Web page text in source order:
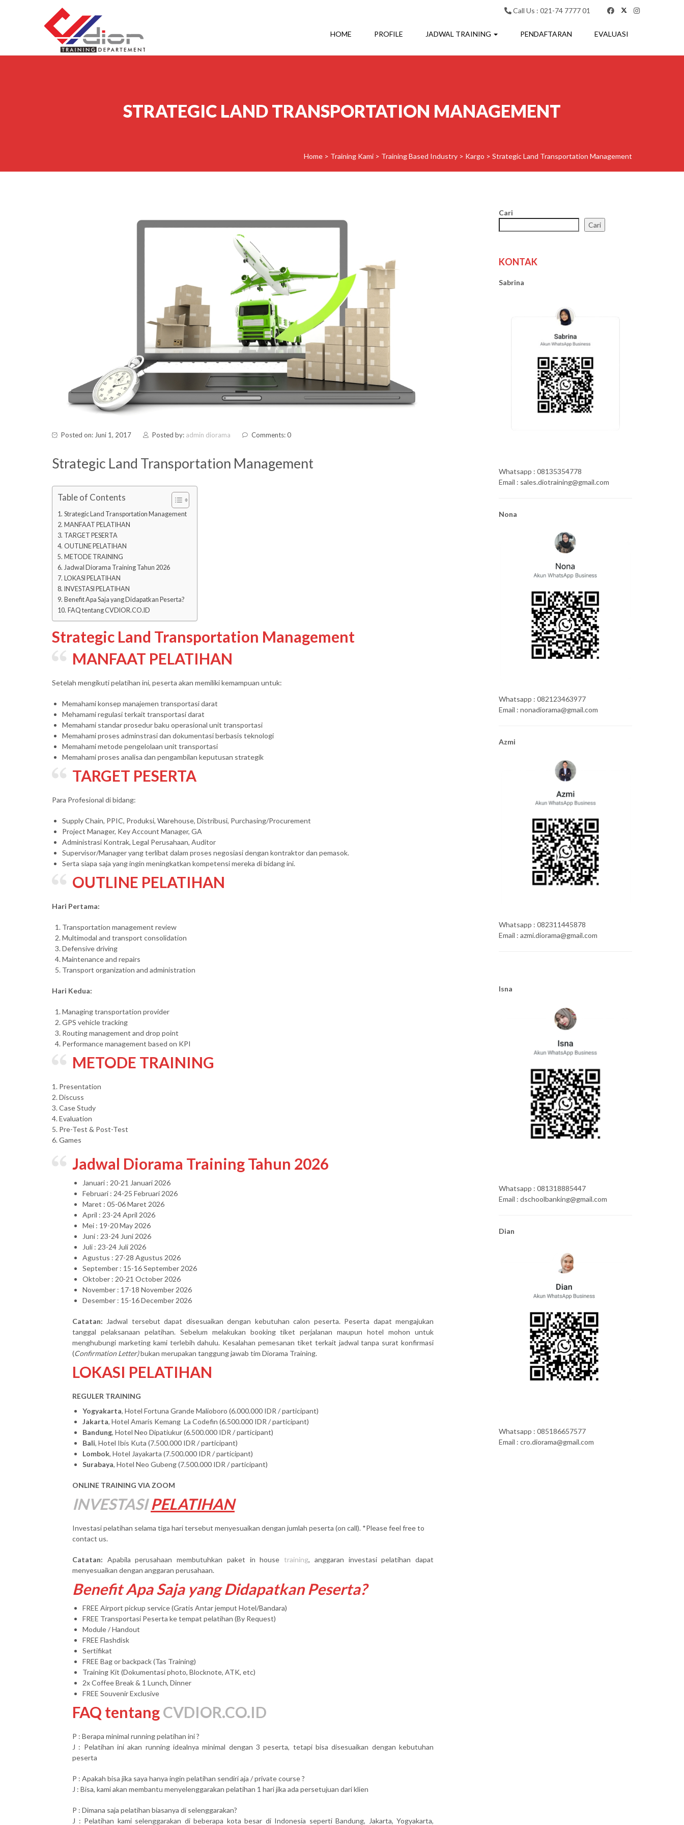
Call Us : 021-74 7777 01
HOME PROFILE JADWAL TRAINING PENDAFTARAN EVALUASI
STRATEGIC LAND TRANSPORTATION MANAGEMENT
Home > Training Kami > Training Based Industry > Kargo > Strategic Land Transportation Management
Posted on: Juni 1, 2017 Posted by: admin diorama Comments: 0
Strategic Land Transportation Management
Table of Contents
Strategic Land Transportation Management
MANFAAT PELATIHAN
TARGET PESERTA
OUTLINE PELATIHAN
METODE TRAINING
Jadwal Diorama Training Tahun 2026
LOKASI PELATIHAN
INVESTASI PELATIHAN
Benefit Apa Saja yang Didapatkan Peserta?
FAQ tentang CVDIOR.CO.ID
Strategic Land Transportation Management
MANFAAT PELATIHAN
Setelah mengikuti pelatihan ini, peserta akan memiliki kemampuan untuk:
Memahami konsep manajemen transportasi darat
Mehamami regulasi terkait transportasi darat
Memahami standar prosedur baku operasional unit transportasi
Memahami proses adminstrasi dan dokumentasi berbasis teknologi
Memahami metode pengelolaan unit transportasi
Memahami proses analisa dan pengambilan keputusan strategik
TARGET PESERTA
Para Profesional di bidang:
Supply Chain, PPIC, Produksi, Warehouse, Distribusi, Purchasing/Procurement
Project Manager, Key Account Manager, GA
Administrasi Kontrak, Legal Perusahaan, Auditor
Supervisor/Manager yang terlibat dalam proses negosiasi dengan kontraktor dan pemasok.
Serta siapa saja yang ingin meningkatkan kompetensi mereka di bidang ini.
OUTLINE PELATIHAN
Hari Pertama:
Transportation management review
Multimodal and transport consolidation
Defensive driving
Maintenance and repairs
Transport organization and administration
Hari Kedua:
Managing transportation provider
GPS vehicle tracking
Routing management and drop point
Performance management based on KPI
METODE TRAINING
1. Presentation
2. Discuss
3. Case Study
4. Evaluation
5. Pre-Test & Post-Test
6. Games
Jadwal Diorama Training Tahun 2026
Januari : 20-21 Januari 2026
Februari : 24-25 Februari 2026
Maret : 05-06 Maret 2026
April : 23-24 April 2026
Mei : 19-20 May 2026
Juni : 23-24 Juni 2026
Juli : 23-24 Juli 2026
Agustus : 27-28 Agustus 2026
September : 15-16 September 2026
Oktober : 20-21 October 2026
November : 17-18 November 2026
Desember : 15-16 December 2026
Catatan: Jadwal tersebut dapat disesuaikan dengan kebutuhan calon peserta. Peserta dapat mengajukan
tanggal pelaksanaan pelatihan. Sebelum melakukan booking tiket perjalanan maupun hotel mohon untuk
menghubungi marketing kami terlebih dahulu. Kesalahan pemesanan tiket terkait jadwal tanpa surat konfirmasi
(Confirmation Letter)bukan merupakan tanggung jawab tim Diorama Training.
LOKASI PELATIHAN
REGULER TRAINING
Yogyakarta, Hotel Fortuna Grande Malioboro (6.000.000 IDR / participant)
Jakarta, Hotel Amaris Kemang La Codefin (6.500.000 IDR / participant)
Bandung, Hotel Neo Dipatiukur (6.500.000 IDR / participant)
Bali, Hotel Ibis Kuta (7.500.000 IDR / participant)
Lombok, Hotel Jayakarta (7.500.000 IDR / participant)
Surabaya, Hotel Neo Gubeng (7.500.000 IDR / participant)
ONLINE TRAINING VIA ZOOM
INVESTASI PELATIHAN
Investasi pelatihan selama tiga hari tersebut menyesuaikan dengan jumlah peserta (on call). *Please feel free to
contact us.
Catatan: Apabila perusahaan membutuhkan paket in house training, anggaran investasi pelatihan dapat
menyesuaikan dengan anggaran perusahaan.
Benefit Apa Saja yang Didapatkan Peserta?
FREE Airport pickup service (Gratis Antar jemput Hotel/Bandara)
FREE Transportasi Peserta ke tempat pelatihan (By Request)
Module / Handout
FREE Flashdisk
Sertifikat
FREE Bag or backpack (Tas Training)
Training Kit (Dokumentasi photo, Blocknote, ATK, etc)
2x Coffee Break & 1 Lunch, Dinner
FREE Souvenir Exclusive
FAQ tentangCVDIOR.CO.ID
P : Berapa minimal running pelatihan ini ?
J : Pelatihan ini akan running idealnya minimal dengan 3 peserta, tetapi bisa disesuaikan dengan kebutuhan
peserta
P : Apakah bisa jika saya hanya ingin pelatihan sendiri aja / private course ?
J : Bisa, kami akan membantu menyelenggarakan pelatihan 1 hari jika ada persetujuan dari klien
P : Dimana saja pelatihan biasanya di selenggarakan?
J : Pelatihan kami selenggarakan di beberapa kota besar di Indonesia seperti Bandung, Jakarta, Yogyakarta,
Cari
Cari
KONTAK
Sabrina
Whatsapp : 08135354778
Email : sales.diotraining@gmail.com
Nona
Whatsapp : 082123463977
Email : nonadiorama@gmail.com
Azmi
Whatsapp : 082311445878
Email : azmi.diorama@gmail.com
Isna
Whatsapp : 081318885447
Email : dschoolbanking@gmail.com
Dian
Whatsapp : 085186657577
Email : cro.diorama@gmail.com